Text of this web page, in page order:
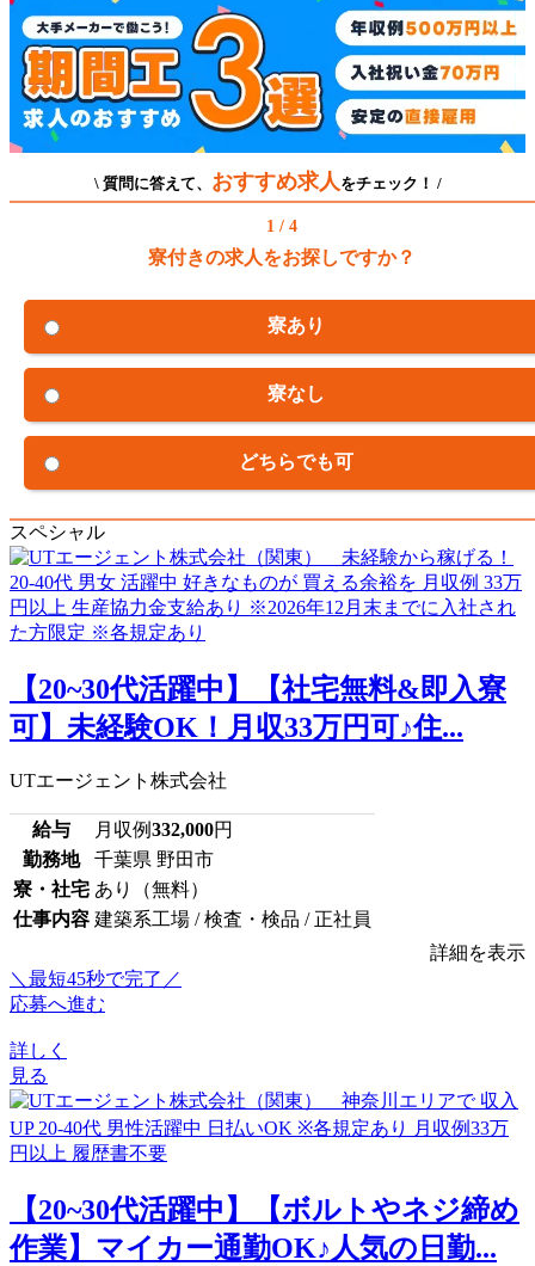
\ 質問に答えて、 おすすめ求人 をチェック！ /
1 / 4
寮付きの求人をお探しですか？
寮あり
寮なし
どちらでも可
スペシャル
【20~30代活躍中】【社宅無料&即入寮
可】未経験OK！月収33万円可♪住...
UTエージェント株式会社
給与 月収例332,000円
勤務地
千葉県 野田市
寮・社宅 あり（無料）
仕事内容 建築系工場 / 検査・検品 / 正社員
詳細を表示
＼最短45秒で完了／
応募へ進む
詳しく
見る
【20~30代活躍中】【ボルトやネジ締め
作業】マイカー通勤OK♪人気の日勤...